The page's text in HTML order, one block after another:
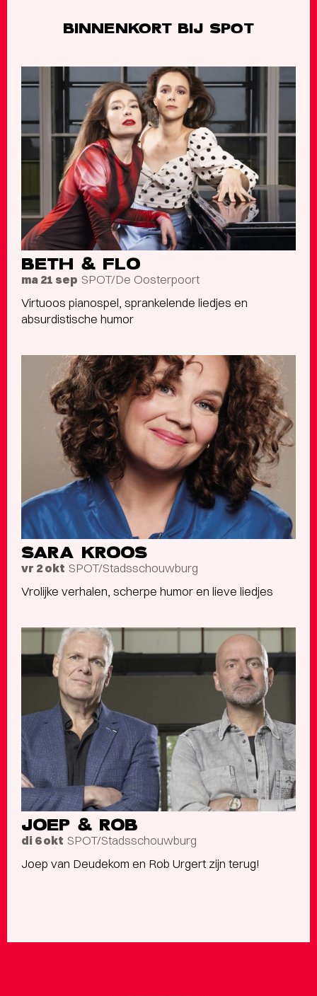
BINNENKORT BIJ SPOT
BETH & FLO
ma 21 sep SPOT/De Oosterpoort
Virtuoos pianospel, sprankelende liedjes en
absurdistische humor
SARA KROOS
vr 2 okt SPOT/Stadsschouwburg
Vrolijke verhalen, scherpe humor en lieve liedjes
JOEP & ROB
di 6 okt SPOT/Stadsschouwburg
Joep van Deudekom en Rob Urgert zijn terug!